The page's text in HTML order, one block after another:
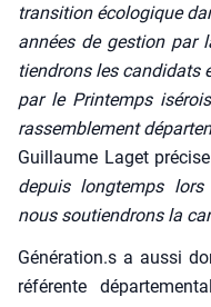
tran­si­tion éco­lo­gique
années de ges­tion par
tien­drons les can­di­dats
par le Prin­temps
ras­sem­ble­ment
Guillaume Laget
depuis long­temps lors
nous sou­tien­drons la
Génération.s a aus­si
réfé­rente